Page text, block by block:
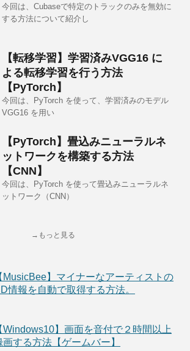
今回は、Cubaseで特定のトラックのみを無効に
する方法について紹介し
【転移学習】学習済みVGG16 に
よる転移学習を行う方法
【PyTorch】
今回は、PyTorch を使って、学習済みのモデル
VGG16 を用い
【PyTorch】畳込みニューラルネ
ットワークを構築する方法
【CNN】
今回は、PyTorch を使って畳込みニューラルネ
ットワーク（CNN）
→もっと見る
MusicBee】マイナーなアーティストの
情報を自動で取得する方法。
Windows10】画面を音付で２時間以上
画する方法【ゲームバー】